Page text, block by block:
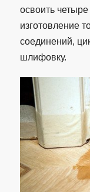
освоить
изготовление
соединений,
шлифовку.